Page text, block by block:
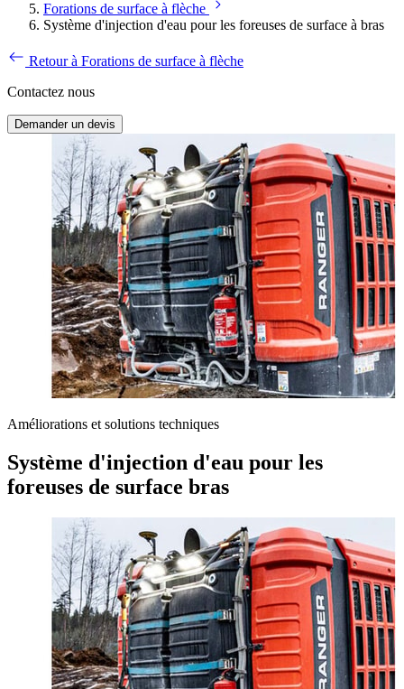
Forations de surface à flèche
Système d'injection d'eau pour les foreuses de surface à bras
Retour à Forations de surface à flèche
Contactez nous
Demander un devis
Améliorations et solutions techniques
Système d'injection d'eau pour les
foreuses de surface bras